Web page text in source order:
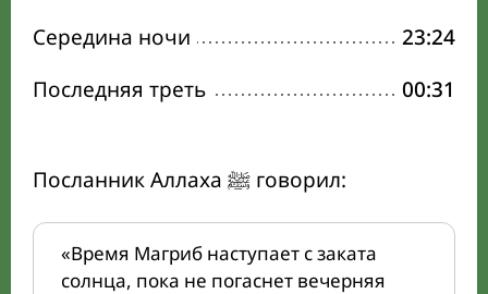
Середина ночи
23:24
Последняя треть
00:31
Посланник Аллаха ﷺ говорил:
«Время Магриб наступает с заката
солнца, пока не погаснет вечерняя